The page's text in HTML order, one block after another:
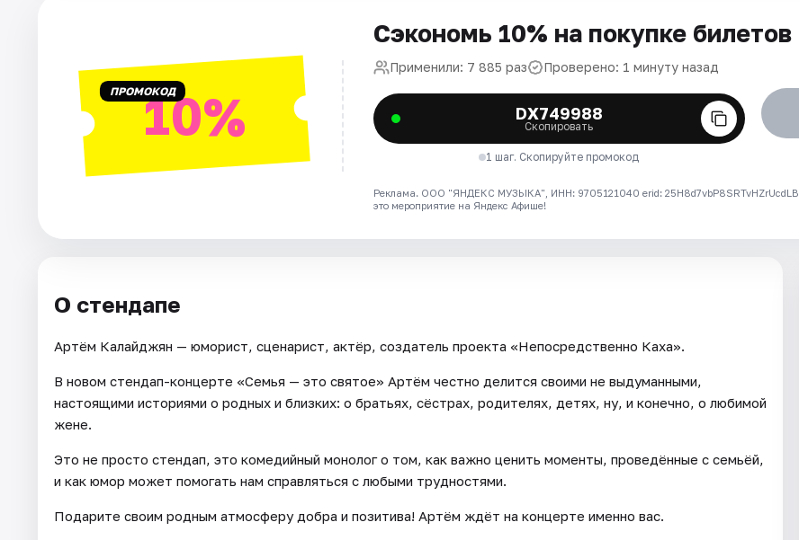
Артисты ПРОМОКОД10%
Сэкономь 10% на покупке билетов
Применили: 7 885 раз Проверено: 1 минуту назад
DX749988
Скопировать
1 шаг. Скопируйте промокод
Реклама. ООО "ЯНДЕКС МУЗЫКА", ИНН: 9705121040 erid: 25H8d7vbP8SRTvHZrUcdLB
это мероприятие на Яндекс Афише!
О стендапе
Артём Калайджян — юморист, сценарист, актёр, создатель проекта «Непосредственно Каха».
В новом стендап-концерте «Семья — это святое» Артём честно делится своими не выдуманными,
настоящими историями о родных и близких: о братьях, сёстрах, родителях, детях, ну, и конечно, о любимой
жене.
Это не просто стендап, это комедийный монолог о том, как важно ценить моменты, проведённые с семьёй,
и как юмор может помогать нам справляться с любыми трудностями.
Подарите своим родным атмосферу добра и позитива! Артём ждёт на концерте именно вас.